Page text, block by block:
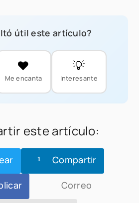
útil este artículo?
❤️
Me encanta
💡
Interesante
este artículo:
Compartir
Correo